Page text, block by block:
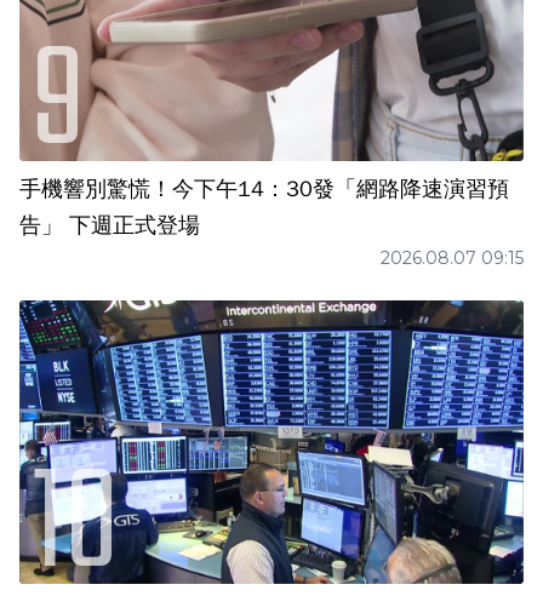
手機響別驚慌！今下午14：30發「網路降速演習預
告」 下週正式登場
2026.08.07 09:15